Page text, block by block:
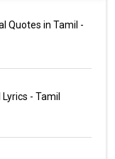
Quotes in Tamil -
- Tamil